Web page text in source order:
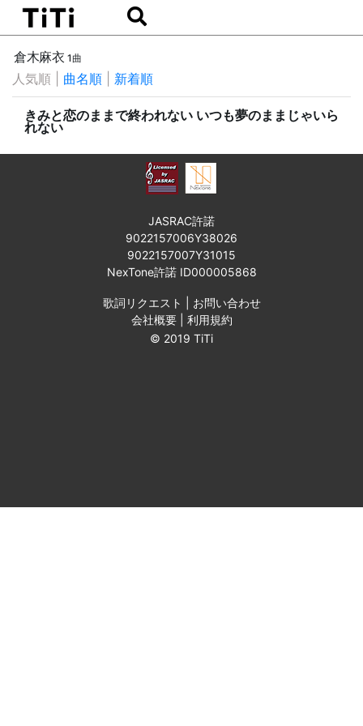
倉木麻衣1曲
人気順 曲名順 新着順
きみと恋のままで終われない いつも夢のままじゃいら
れない
JASRAC許諾
9022157006Y38026
9022157007Y31015
NexTone許諾 ID000005868
歌詞リクエスト
お問い合わせ
会社概要| 利用規約
© 2019 TiTi